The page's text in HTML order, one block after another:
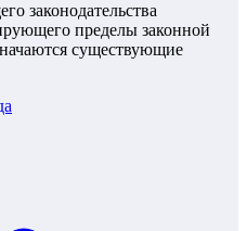
законодательства
пределы законной
существующие